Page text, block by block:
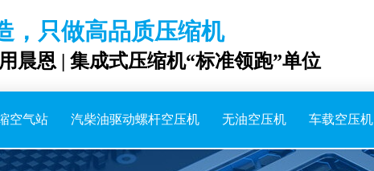
，只做高品质压缩机
晨恩 | 集成式压缩机“标准领跑”单位
空气站 汽柴油驱动螺杆空压机 无油空压机 车载空压机